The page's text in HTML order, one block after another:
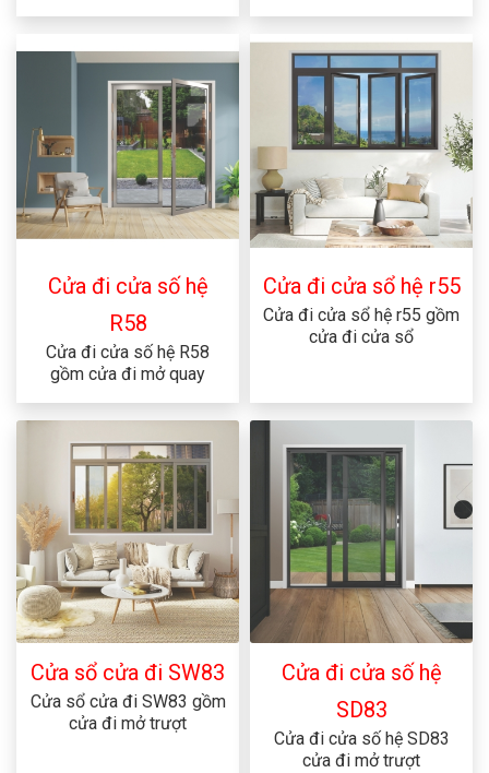
Cửa đi cửa số hệ
R58
Cửa đi cửa số hệ R58
gồm cửa đi mở quay
Cửa đi cửa sổ hệ r55
Cửa đi cửa sổ hệ r55 gồm
cửa đi cửa sổ
Cửa sổ cửa đi SW83
Cửa sổ cửa đi SW83 gồm
cửa đi mở trượt
Cửa đi cửa số hệ
SD83
Cửa đi cửa số hệ SD83
cửa đi mở trượt